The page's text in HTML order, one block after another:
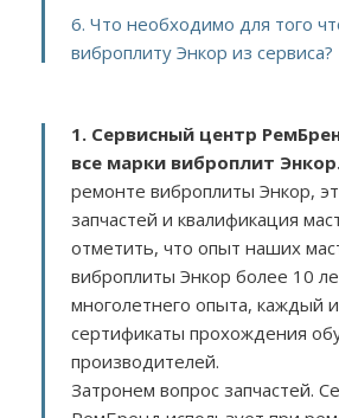
6. Что необходимо для того
виброплиту Энкор из сервиса?
1. Сервисный центр
все марки виброплит
ремонте виброплиты Энкор,
запчастей и квалификация
отметить, что опыт наших
виброплиты Энкор более 10
многолетнего опыта, каждый
сертификаты прохождения
производителей.
Затронем вопрос запчастей.